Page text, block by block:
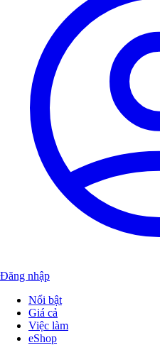
Đăng nhập
Nổi bật
Giá cả
Việc làm
eShop